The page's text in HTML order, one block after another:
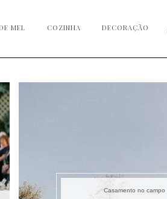
MEL COZINHA DECORAÇÃO
Casamento no campo